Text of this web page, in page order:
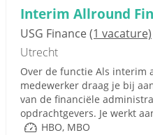
Interim Allround
USG Finance(1 vacature)
Utrecht
Over de functie Als interim
medewerker draag je bij
van de financiële
opdrachtgevers. Je werkt
HBO, MBO